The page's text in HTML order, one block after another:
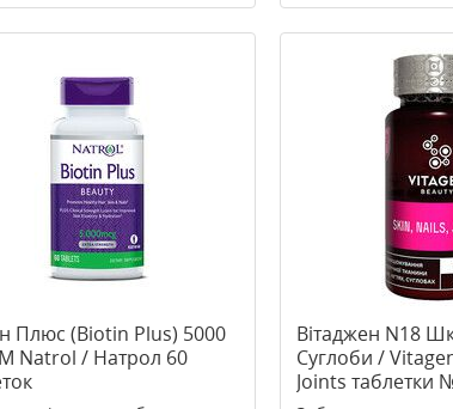
Плюс (Biotin Plus) 5000
Natrol / Натрол 60
Вітаджен N18
Суглоби /
Joints таблетки